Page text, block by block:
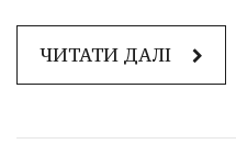
ЧИТАТИ ДАЛІ